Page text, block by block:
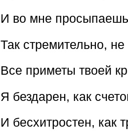
И во мне
Так стремительно, не
Все приметы твоей
Я бездарен, как
И бесхитростен, как